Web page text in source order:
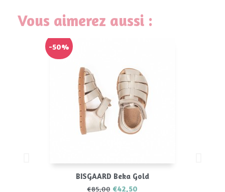
Vous aimerez aussi :
BISGAARD Beka Gold
€85,00 €42,50
-50%